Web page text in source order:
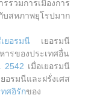
มการเมืองการ
สหภาพยุโรปมาก
ยอรมนี เยอรมนี
ารของประเทศอื่น
2542 เมื่อเยอรมนี
ยอรมนีและฝรั่งเศส
ทศอิรักของ